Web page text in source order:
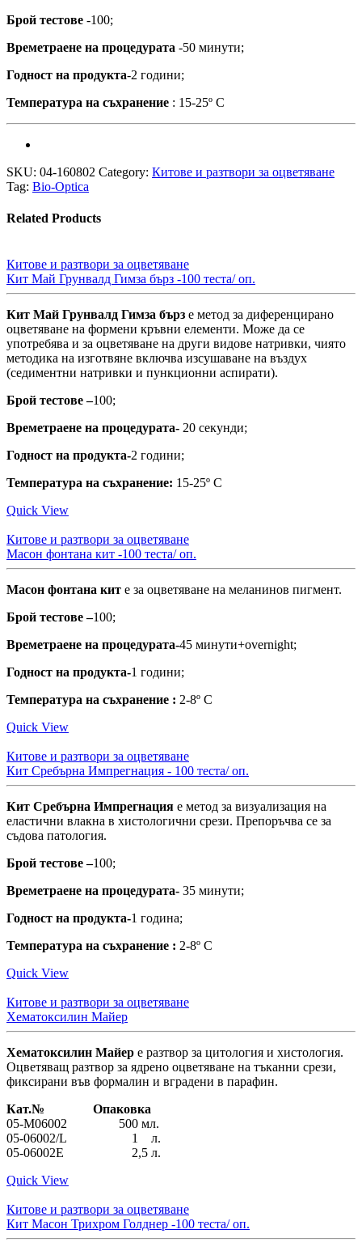
Брой тестове -100;
Времетраене на процедурата -50 минути;
Годност на продукта-2 години;
Температура на съхранение : 15-25º С
SKU: 04-160802 Category: Китове и разтвори за оцветяване
Tag: Bio-Optica
Related Products
Китове и разтвори за оцветяване
Кит Май Грунвалд Гимза бърз -100 теста/ оп.
Кит Май Грунвалд Гимза бърз e метод за диференцирано
оцветяване на формени кръвни елементи. Може да се
употребява и за оцветяване на други видове натривки, чиято
методика на изготвяне включва изсушаване на въздух
(седиментни натривки и пункционни аспирати).
Брой тестове –100;
Времетраене на процедурата- 20 секунди;
Годност на продукта-2 години;
Температура на съхранение: 15-25º С
Quick View
Китове и разтвори за оцветяване
Масон фонтана кит -100 теста/ оп.
Масон фонтана кит е за oцветяване на меланинов пигмент.
Брой тестове –100;
Времетраене на процедурата-45 минути+overnight;
Годност на продукта-1 години;
Температура на съхранение : 2-8º С
Quick View
Китове и разтвори за оцветяване
Кит Сребърна Импрегнация - 100 теста/ оп.
Кит Сребърна Импрегнация е метод за визуализация на
еластични влакна в хистологични срези. Препоръчва се за
съдова патология.
Брой тестове –100;
Времетраене на процедурата- 35 минути;
Годност на продукта-1 година;
Температура на съхранение : 2-8º С
Quick View
Китове и разтвори за оцветяване
Хематоксилин Майер
Хематоксилин Майер е разтвор за цитология и хистология.
Оцветяващ разтвор за ядрено оцветяване на тъканни срези,
фиксирани във формалин и вградени в парафин.
Кат.№ Опаковка
05-M06002 500 мл.
05-06002/L 1 л.
05-06002E 2,5 л.
Quick View
Китове и разтвори за оцветяване
Кит Масон Трихром Голднер -100 теста/ оп.